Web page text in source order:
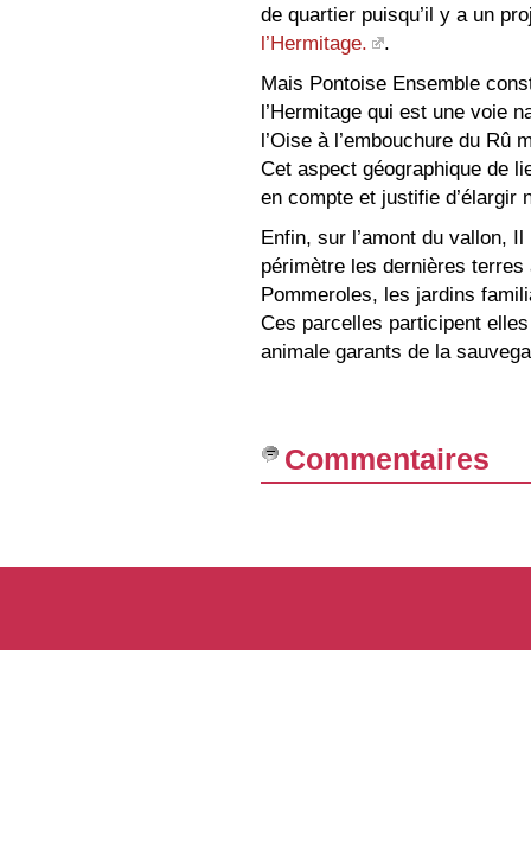
de quartier puisqu’il y a un
l’Hermitage.
.
Mais Pontoise Ensemble
l’Hermitage qui est une voie
l’Oise à l’embouchure du
Cet aspect géographique de
en compte et justifie d’élargir
Enfin, sur l’amont du vallon,
périmètre les dernières
Pommeroles, les jardins
Ces parcelles participent
animale garants de la
Commentaires